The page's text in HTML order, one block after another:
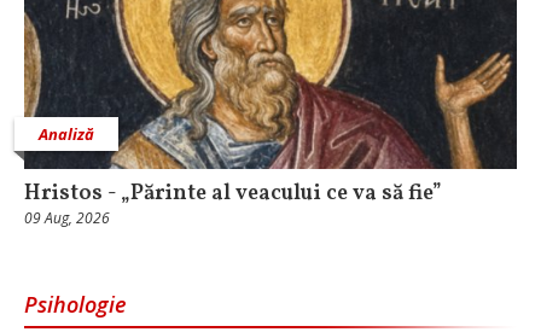
Analiză
Hristos - „Părinte al veacului ce va să fie”
09 Aug, 2026
Psihologie